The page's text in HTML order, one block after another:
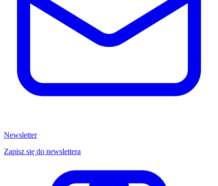
Newsletter
Zapisz się do newslettera